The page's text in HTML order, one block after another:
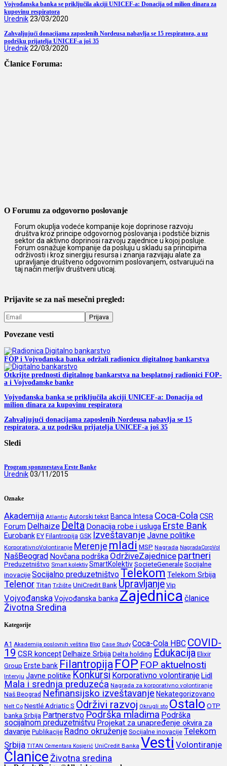
Vojvođanska banka se priključila akciji UNICEF-a: Donacija od milion dinara za
kupovinu respiratora
Urednik23/03/2020
Zahvaljujući donacijama zaposlenih Nordeusa nabavlja se 15 respiratora, a uz
podršku prijatelja UNICEF-a još 35
Urednik22/03/2020
Članice Foruma:
O Forumu za odgovorno poslovanje
Forum okuplja vodeće kompanije koje doprinose razvoju
društva kroz principe odgovornog poslovanja i podstiče biznis
sektor da aktivno doprinosi razvoju zajednice u kojoj posluje.
Forum osnažuje kompanije da posluju u skladu sa principima
održivosti i kroz sinergiju resursa i znanja razvijaju alate za
upravljanje društveno odgovornim poslovanjem, ostvarujući na
taj način merljiv društveni uticaj.
Prijavite se za naš mesečni pregled:
Povezane vesti
FOP i Vojvođanska banka održali radionicu digitalnog bankarstva
Otkrijte prednosti digitalnog bankarstva na besplatnoj radionici FOP-
a i Vojvođanske banke
Vojvođanska banka se priključila akciji UNICEF-a: Donacija od
milion dinara za kupovinu respiratora
Zahvaljujući donacijama zaposlenih Nordeusa nabavlja se 15
respiratora, a uz podršku prijatelja UNICEF-a još 35
Sledi
Program sponzorstava Erste Banke
Urednik03/11/2015
Oznake
Akademija Atlantic Autorski tekst Banca Intesa Coca-Cola CSR
Forum Delhaize Delta Donacija robe i usluga Erste Bank
EurobankEY Filantropija GSK Izveštavanje Javne politike
KorporativnoVolontiranje Merenje mladi MSP Nagrada NagradaCorpVol
NašBeograd Novčana podrška OdrživeZajednice partneri
Preduzetništvo Smart kolektiv SmartKolektivSocieteGeneraleSocijalne
inovacijeSocijalno preduzetništvoTelekom Telekom Srbija
TelenorTitan Tržište UniCredit Bank Upravljanje Vip
VojvođanskaVojvođanska banka Zajednica članice
Životna Sredina
Kategorije
A1 Akademija poslovnih veština Blog Case Study Coca-Cola HBC COVID-
19 CSR konceptDelhaize Srbija Delta holding Edukacija Elixir
Group Erste bank Filantropija FOP FOP aktuelnosti
Intervju Javne politike Konkursi Korporativno volontiranjeLidl
Mala i srednja preduzeća Nagrada za korporativno volontiranje
Naš Beograd Nefinansijsko izveštavanje Nekategorizovano
Nelt Co Nestlé Adriatic S Održivi razvoj Okrugli sto Ostalo OTP
banka Srbija Partnerstvo Podrška mladima Podrška
socijalnom preduzetništvu Projekat za unapređenje okvira za
davanje Publikacije Radno okruženje Socijalne inovacije Telekom
Srbija TITAN Cementara Kosjerić UniCredit Banka Vesti Volontiranje
Članice Životna sredina